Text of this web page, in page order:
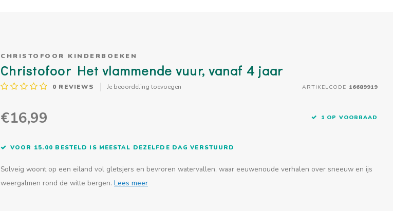
CHRISTOFOOR KINDERBOEKEN
Christofoor Het vlammende vuur, vanaf 4 jaar
0 REVIEWS Je beoordeling toevoegen ARTIKELCODE 16689919
€16,99 1 OP VOORRAAD
VOOR 15.00 BESTELD IS MEESTAL DEZELFDE DAG VERSTUURD
Solveig woont op een eiland vol gletsjers en bevroren watervallen, waar eeuwenoude verhalen over sneeuw en ijs
weergalmen rond de witte bergen. Lees meer